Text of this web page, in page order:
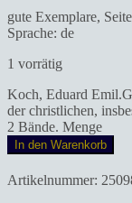
gute Exemplare,
Sprache: de
1 vorrätig
Koch, Eduard
der christlichen,
2 Bände. Menge
In den Warenkorb
Artikelnummer: